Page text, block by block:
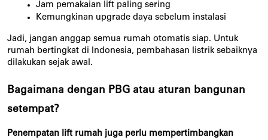
Jam pemakaian lift paling sering
Kemungkinan upgrade daya sebelum instalasi
Jadi, jangan anggap semua rumah otomatis siap. Untuk
rumah bertingkat di Indonesia, pembahasan listrik sebaiknya
dilakukan sejak awal.
Bagaimana dengan PBG atau aturan bangunan
setempat?
Penempatan lift rumah juga perlu mempertimbangkan